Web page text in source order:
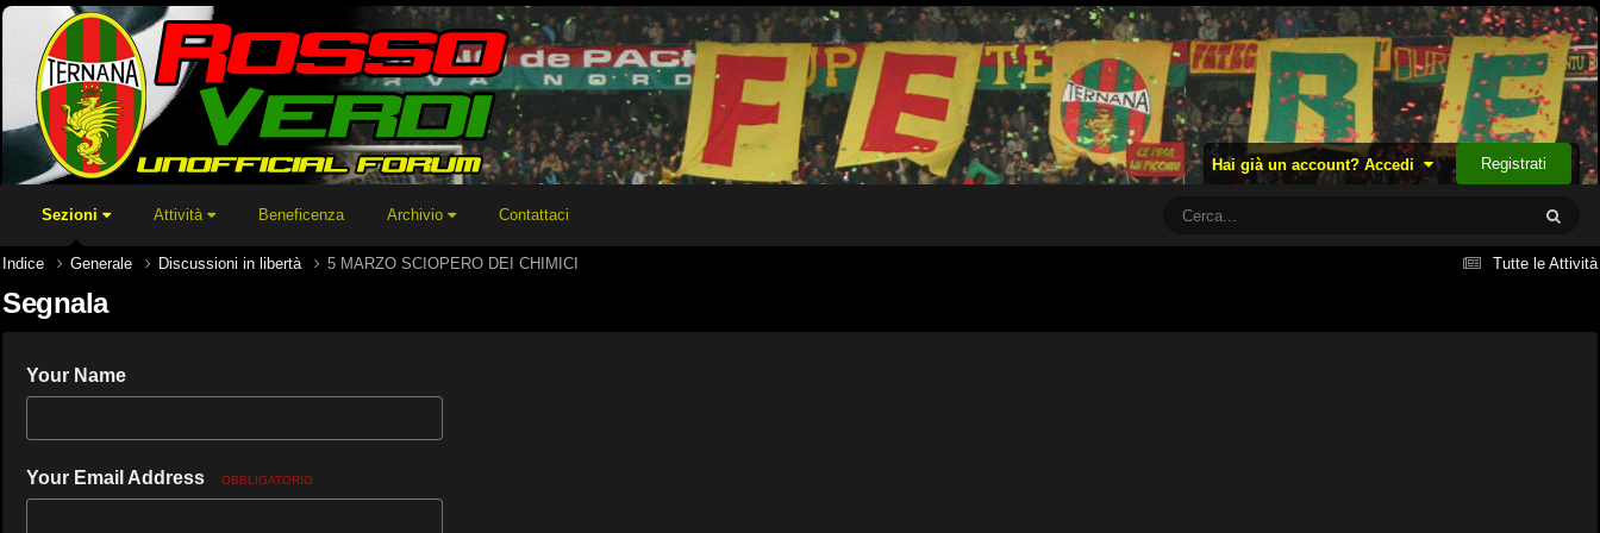
Hai già un account? Accedi Registrati
Sezioni Attività Beneficenza Archivio Contattaci
Tutte le Attività
Indice Generale Discussioni in libertà 5 MARZO SCIOPERO DEI CHIMICI
Segnala
Your Name
Your Email Address OBBLIGATORIO